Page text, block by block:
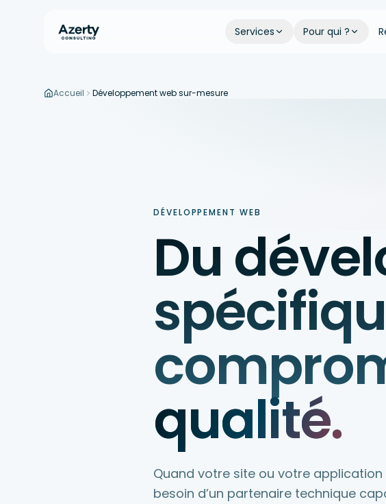
Aller au contenu principal
Services Pour qui ?
Accueil Développement web sur-mesure
DÉVELOPPEMENT WEB
Du
qualité.
Quand votre site ou votre
besoin d’un partenaire technique